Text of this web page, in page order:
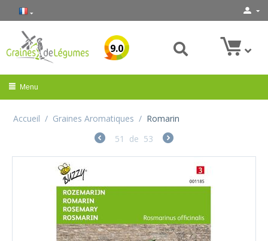
9.0
Menu
Accueil / Graines Aromatiques / Romarin
51
de 53